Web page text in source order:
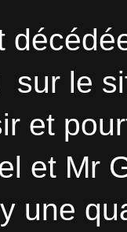
sur le
et
et Mr
une